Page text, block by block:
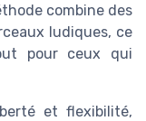
combine des
ludiques, ce
pour ceux qui
et flexibilité,